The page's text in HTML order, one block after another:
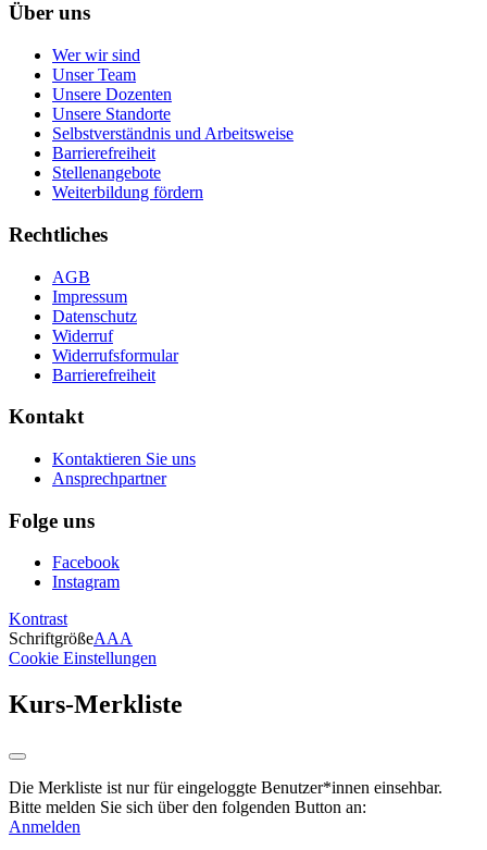
Über uns
Wer wir sind
Unser Team
Unsere Dozenten
Unsere Standorte
Selbstverständnis und Arbeitsweise
Barrierefreiheit
Stellenangebote
Weiterbildung fördern
Rechtliches
AGB
Impressum
Datenschutz
Widerruf
Widerrufsformular
Barrierefreiheit
Kontakt
Kontaktieren Sie uns
Ansprechpartner
Folge uns
Facebook
Instagram
Kontrast
SchriftgrößeAAA
Cookie Einstellungen
Kurs-Merkliste
Die Merkliste ist nur für eingeloggte Benutzer*innen einsehbar.
Bitte melden Sie sich über den folgenden Button an:
Anmelden